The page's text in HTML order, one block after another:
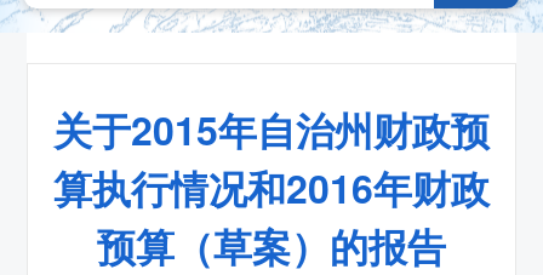
关于2015年自治州财政预
算执行情况和2016年财政
预算（草案）的报告